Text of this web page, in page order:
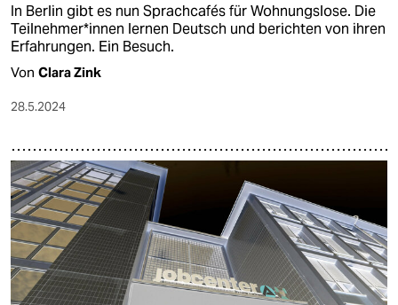
In Berlin gibt es nun Sprachcafés für Wohnungslose. Die
Teil­­nehmer*in­nen lernen Deutsch und berichten von ihren
Erfahrungen. Ein Besuch.
Von Clara Zink
28.5.2024